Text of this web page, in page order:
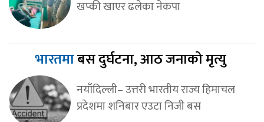
खप्की खाएर ढलेका नेकपा
भारतमाबस दुर्घटना, आठ जनाको मृत्यु
नयाँदिल्ली– उत्तरी भारतीय राज्य हिमाचल
प्रदेशमा शनिबार एउटा निजी बस